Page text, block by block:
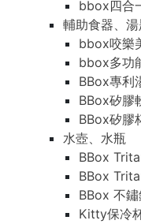
bbox四合
輔助食器、
bbox咬樂
bbox多功
BBox專利
BBox矽膠
BBox矽膠
水壺、水瓶
BBox
BBox
BBox 不
Kitty保冷